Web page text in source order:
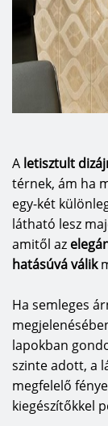
A letisztult
térnek, ám ha
egy-két
látható lesz
amitől az
hatásúvá válik
Ha semleges
lapokban
szinte adott, a
megfelelő
kiegészítőkkel